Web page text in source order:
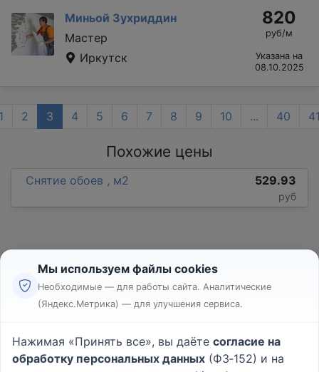
Миньой Зухриддин
Мастер
Иркутск
820
руб/м
Указана на
08.10.2025
2 3 4 5 6 7 8 9 10 ... 40
Похожие цены
Снятие обоев , м2 529.93
руб
Реклама
Пользовательское соглашение
Политика конфиденциальности
Мы используем файлы cookies
Необходимые — для работы сайта. Аналитические
(Яндекс.Метрика) — для улучшения сервиса.
Нажимая «Принять все», вы даёте согласие на
обработку персональных данных (ФЗ‑152) и на